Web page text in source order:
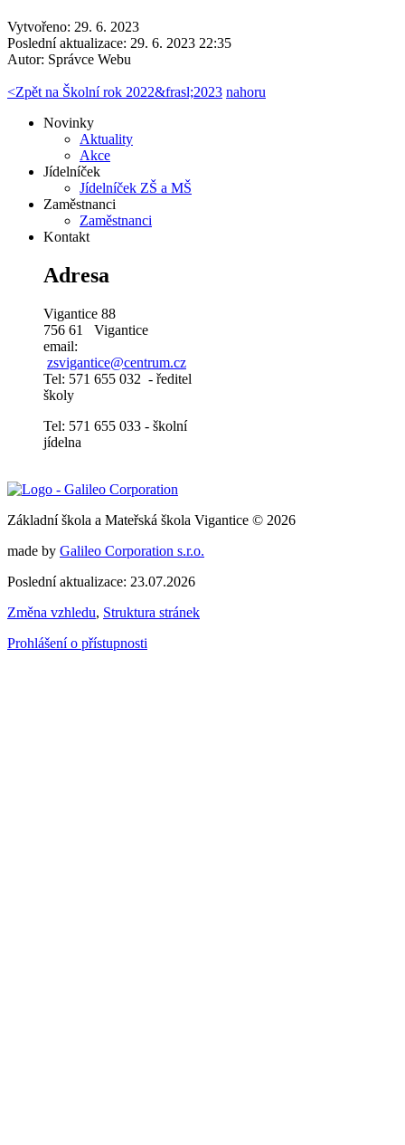
Vytvořeno: 29. 6. 2023
Poslední aktualizace: 29. 6. 2023 22:35
Autor: Správce Webu
<Zpět na Školní rok 2022&frasl;2023 nahoru
Novinky
Aktuality
Akce
Jídelníček
Jídelníček ZŠ a MŠ
Zaměstnanci
Zaměstnanci
Kontakt
Adresa
Vigantice 88
756 61 Vigantice
email:
zsvigantice@centrum.cz
Tel: 571 655 032 - ředitel
školy
Tel: 571 655 033 - školní
jídelna
Základní škola a Mateřská škola Vigantice © 2026
made by Galileo Corporation s.r.o.
Poslední aktualizace: 23.07.2026
Změna vzhledu, Struktura stránek
Prohlášení o přístupnosti